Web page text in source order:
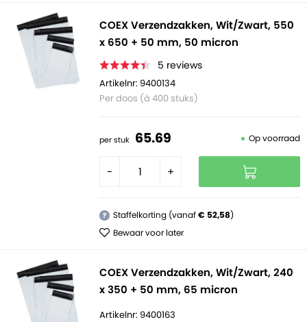
COEX Verzendzakken, Wit/Zwart, 550
x 650 + 50 mm, 50 micron
5 reviews
Artikelnr: 9400134
Per doos (à 400 stuks)
per stuk 65.69 Op voorraad
- +
? Staffelkorting (vanaf€ 52,58)
Bewaar voor later
COEX Verzendzakken, Wit/Zwart, 240
x 350 + 50 mm, 65 micron
Artikelnr: 9400163